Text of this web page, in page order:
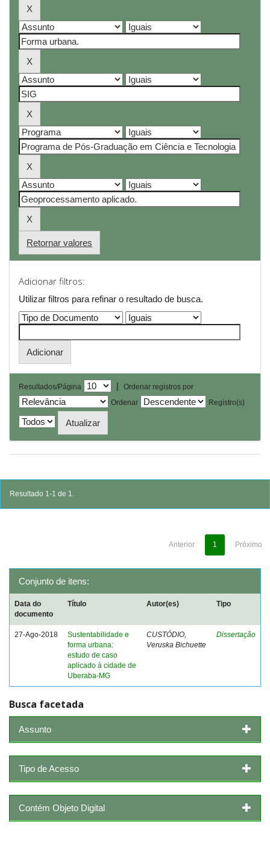
Retornar valores
Adicionar filtros:
Utilizar filtros para refinar o resultado de busca.
Resultados/Página |
Ordenar registros por
Ordenar
Registro(s)
Resultado 1-1 de 1.
Anterior 1 Próximo
Conjunto de itens:
Data do
documento
Título Autor(es) Tipo
27-Ago-2018
Sustentabilidade e
forma urbana:
estudo de caso
aplicado à cidade de
Uberaba-MG
CUSTÓDIO,
Veruska Bichuette
Dissertação
Busca facetada
Assunto
Tipo de Acesso
Contém Objeto Digital